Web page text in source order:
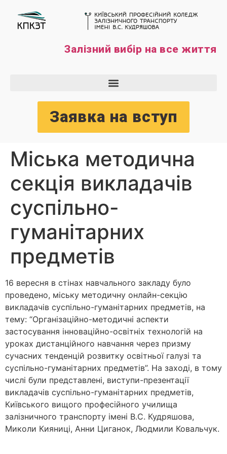
Залізний вибір на все життя
Заявка на вступ
Міська методична
секція викладачів
суспільно-
гуманітарних
предметів
16 вересня в стінах навчального закладу було
проведено, міську методичну онлайн-секцію
викладачів суспільно-гуманітарних предметів, на
тему: “Організаційно-методичні аспекти
застосування інноваційно-освітніх технологій на
уроках дистанційного навчання через призму
сучасних тенденцій розвитку освітньої галузі та
суспільно-гуманітарних предметів”. На заході, в тому
числі були представлені, виступи-презентації
викладачів суспільно-гуманітарних предметів,
Київського вищого професійного училища
залізничного транспорту імені В.С. Кудряшова,
Миколи Кияниці, Анни Циганок, Людмили Ковальчук.